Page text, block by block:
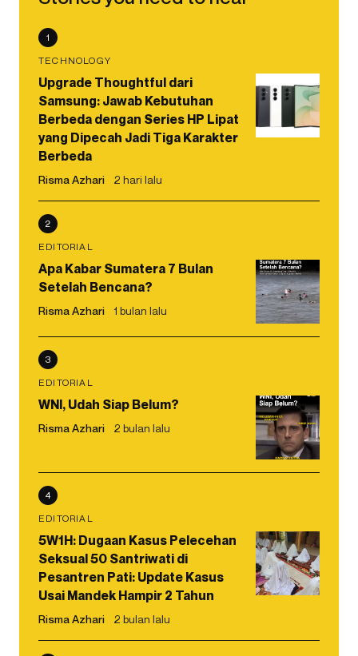
1
TECHNOLOGY
Upgrade Thoughtful dari
Samsung: Jawab Kebutuhan
Berbeda dengan Series HP Lipat
yang Dipecah Jadi Tiga Karakter
Berbeda
Risma Azhari 2 hari lalu
2
EDITORIAL
Apa Kabar Sumatera 7 Bulan
Setelah Bencana?
Risma Azhari 1 bulan lalu
3
EDITORIAL
WNI, Udah Siap Belum?
Risma Azhari 2 bulan lalu
4
EDITORIAL
5W1H: Dugaan Kasus Pelecehan
Seksual 50 Santriwati di
Pesantren Pati: Update Kasus
Usai Mandek Hampir 2 Tahun
Risma Azhari 2 bulan lalu